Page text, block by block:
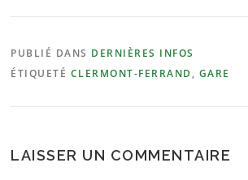
PUBLIÉ DANS DERNIÈRES INFOS
ÉTIQUETÉ CLERMONT-FERRAND , GARE
LAISSER UN COMMENTAIRE